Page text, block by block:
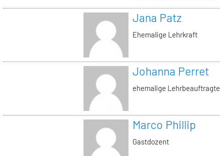
Jana Patz
Ehemalige Lehrkraft
Johanna Perret
ehemalige Lehrbeauftragte
Marco Phillip
Gastdozent